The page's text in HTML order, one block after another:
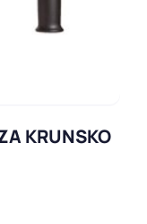
KRUNSKO